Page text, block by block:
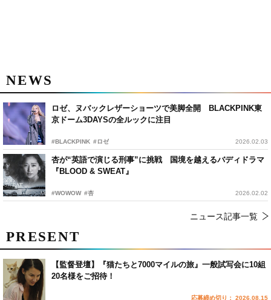
NEWS
ロゼ、ヌバックレザーショーツで美脚全開 BLACKPINK東
京ドーム3DAYSの全ルックに注目
#BLACKPINK #ロゼ 2026.02.03
杏が“英語で演じる刑事”に挑戦 国境を越えるバディドラマ
『BLOOD & SWEAT』
#WOWOW #杏 2026.02.02
ニュース記事一覧
PRESENT
【監督登壇】『猫たちと7000マイルの旅』一般試写会に10組
20名様をご招待！
応募締め切り： 2026.08.15